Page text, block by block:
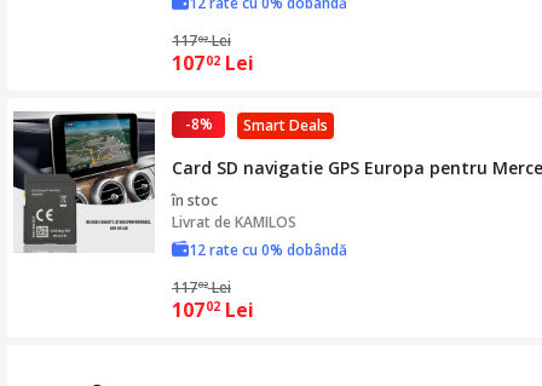
11702 Lei
10702 Lei
Smart Deals
-8%
Card SD navigatie GPS Europa pentru
în stoc
Livrat deKAMILOS
12 rate cu 0% dobândă
11702 Lei
10702 Lei